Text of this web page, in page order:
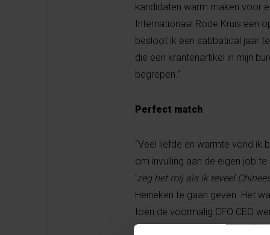
kandidaten warm maken voor
Internationaal Rode Kruis een
besloot ik een sabbatical jaar
die een krantenartikel in mijn
begrepen.”
Perfect match
“Veel liefde en warmte vond ik
om invulling aan de eigen job
‘zeg het mij als ik teveel Chinees
Heineken te gaan geven. Het
toen de voormalig CFO CEO
haalden de ziel uit het bedrijf.”